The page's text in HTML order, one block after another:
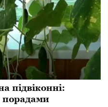
підвіконні:
порадами